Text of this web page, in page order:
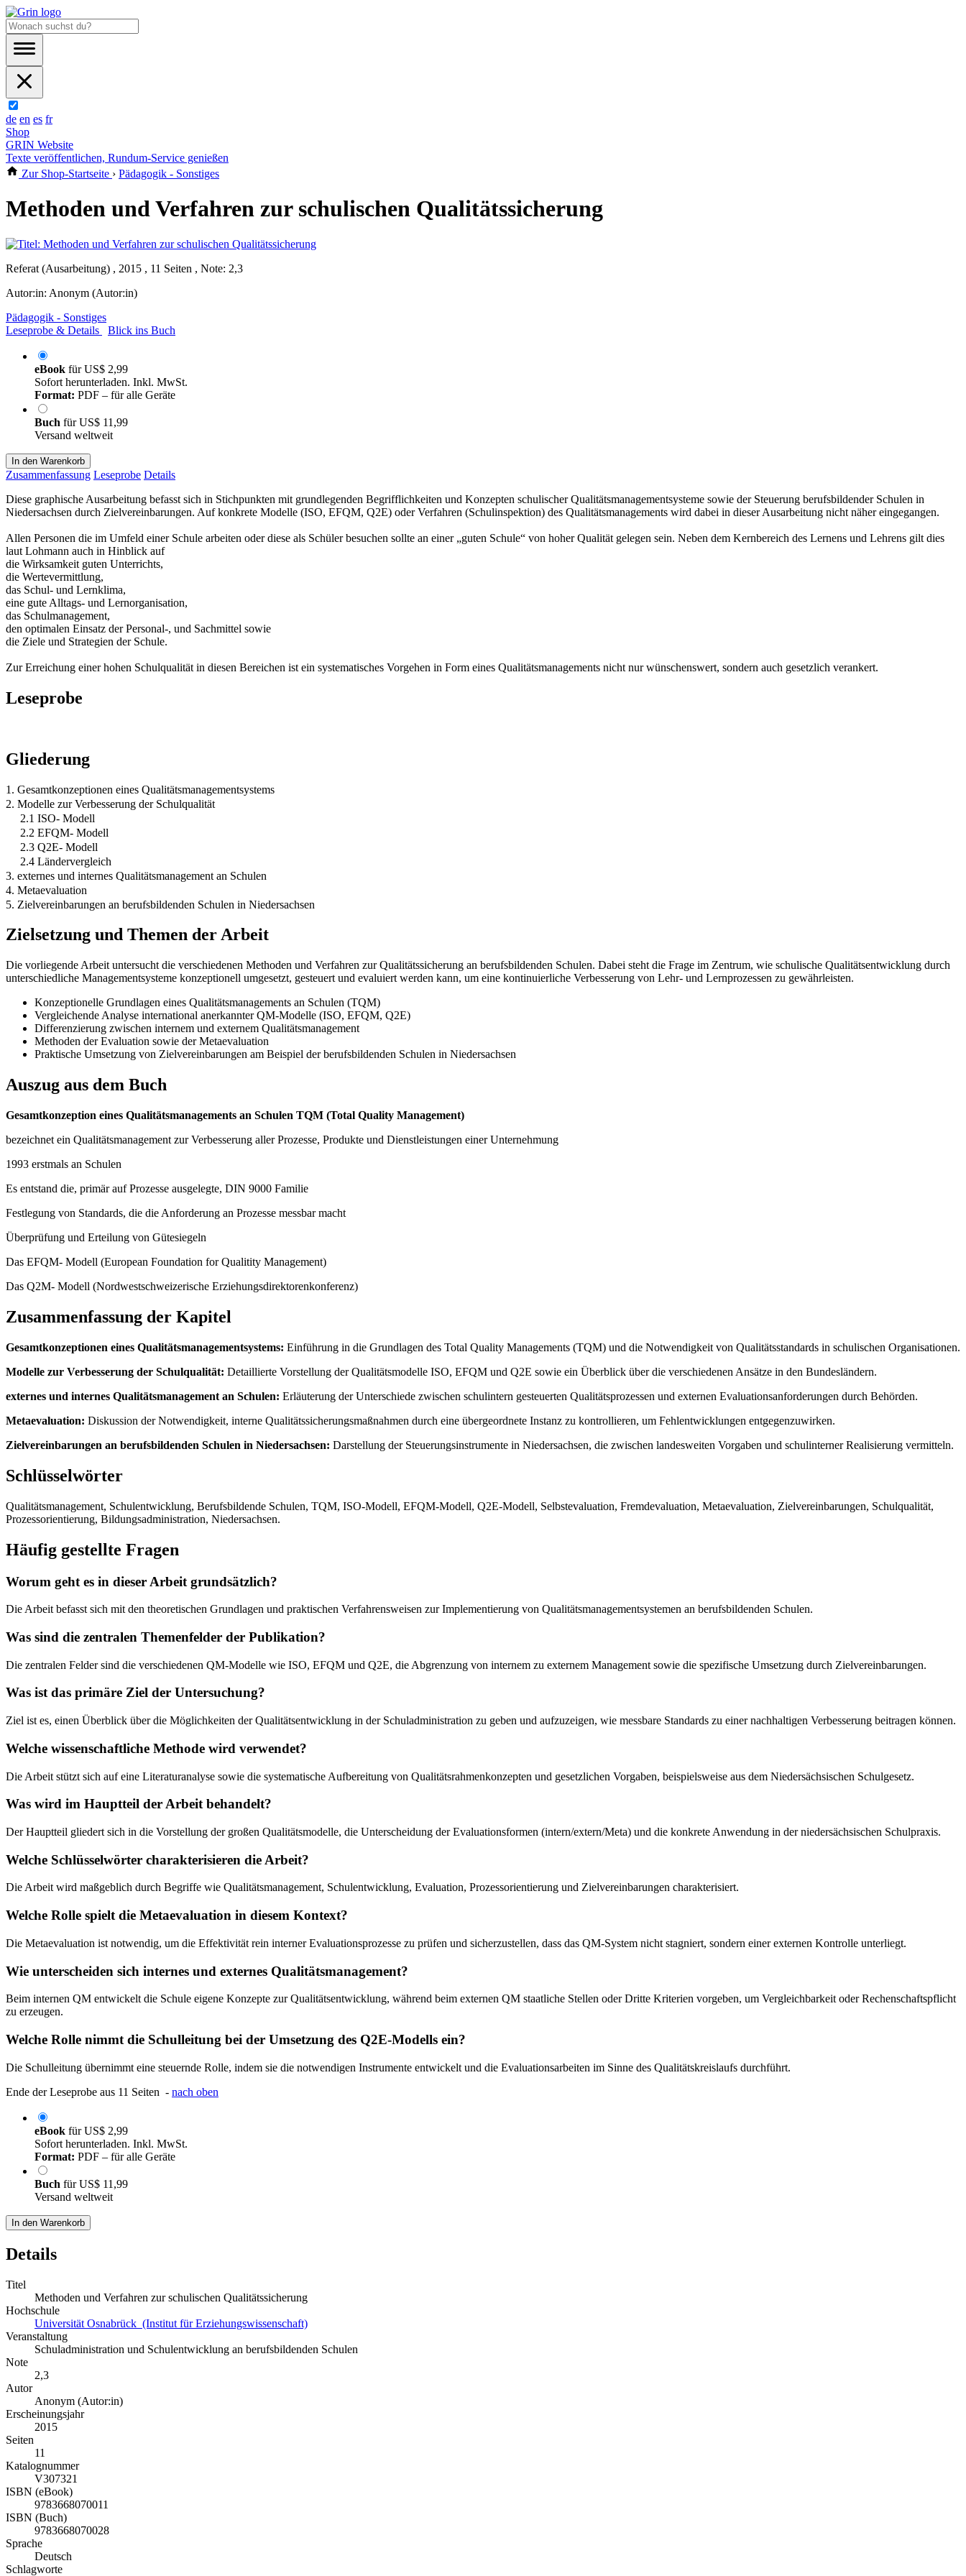
de en es fr
Shop
GRIN Website
Texte veröffentlichen, Rundum-Service genießen
Zur Shop-Startseite › Pädagogik - Sonstiges
Methoden und Verfahren zur schulischen Qualitätssicherung
Referat (Ausarbeitung) , 2015 , 11 Seiten , Note: 2,3
Autor:in: Anonym (Autor:in)
Pädagogik - Sonstiges
Leseprobe & Details
Blick ins Buch
eBook fürUS$ 2,99
Sofort herunterladen. Inkl. MwSt.
Format: PDF – für alle Geräte
Buch fürUS$ 11,99
Versand weltweit
In den Warenkorb
Zusammenfassung Leseprobe Details
Diese graphische Ausarbeitung befasst sich in Stichpunkten mit grundlegenden Begrifflichkeiten und Konzepten schulischer Qualitätsmanagementsysteme sowie der Steuerung berufsbildender Schulen in
Niedersachsen durch Zielvereinbarungen. Auf konkrete Modelle (ISO, EFQM, Q2E) oder Verfahren (Schulinspektion) des Qualitätsmanagements wird dabei in dieser Ausarbeitung nicht näher eingegangen.
Allen Personen die im Umfeld einer Schule arbeiten oder diese als Schüler besuchen sollte an einer „guten Schule“ von hoher Qualität gelegen sein. Neben dem Kernbereich des Lernens und Lehrens gilt dies
laut Lohmann auch in Hinblick auf
die Wirksamkeit guten Unterrichts,
die Wertevermittlung,
das Schul- und Lernklima,
eine gute Alltags- und Lernorganisation,
das Schulmanagement,
den optimalen Einsatz der Personal-, und Sachmittel sowie
die Ziele und Strategien der Schule.
Zur Erreichung einer hohen Schulqualität in diesen Bereichen ist ein systematisches Vorgehen in Form eines Qualitätsmanagements nicht nur wünschenswert, sondern auch gesetzlich verankert.
Leseprobe
Gliederung
1. Gesamtkonzeptionen eines Qualitätsmanagementsystems
2. Modelle zur Verbesserung der Schulqualität
2.1 ISO- Modell
2.2 EFQM- Modell
2.3 Q2E- Modell
2.4 Ländervergleich
3. externes und internes Qualitätsmanagement an Schulen
4. Metaevaluation
5. Zielvereinbarungen an berufsbildenden Schulen in Niedersachsen
Zielsetzung und Themen der Arbeit
Die vorliegende Arbeit untersucht die verschiedenen Methoden und Verfahren zur Qualitätssicherung an berufsbildenden Schulen. Dabei steht die Frage im Zentrum, wie schulische Qualitätsentwicklung durch
unterschiedliche Managementsysteme konzeptionell umgesetzt, gesteuert und evaluiert werden kann, um eine kontinuierliche Verbesserung von Lehr- und Lernprozessen zu gewährleisten.
Konzeptionelle Grundlagen eines Qualitätsmanagements an Schulen (TQM)
Vergleichende Analyse international anerkannter QM-Modelle (ISO, EFQM, Q2E)
Differenzierung zwischen internem und externem Qualitätsmanagement
Methoden der Evaluation sowie der Metaevaluation
Praktische Umsetzung von Zielvereinbarungen am Beispiel der berufsbildenden Schulen in Niedersachsen
Auszug aus dem Buch
Gesamtkonzeption eines Qualitätsmanagements an Schulen TQM (Total Quality Management)
bezeichnet ein Qualitätsmanagement zur Verbesserung aller Prozesse, Produkte und Dienstleistungen einer Unternehmung
1993 erstmals an Schulen
Es entstand die, primär auf Prozesse ausgelegte, DIN 9000 Familie
Festlegung von Standards, die die Anforderung an Prozesse messbar macht
Überprüfung und Erteilung von Gütesiegeln
Das EFQM- Modell (European Foundation for Qualitity Management)
Das Q2M- Modell (Nordwestschweizerische Erziehungsdirektorenkonferenz)
Zusammenfassung der Kapitel
Gesamtkonzeptionen eines Qualitätsmanagementsystems: Einführung in die Grundlagen des Total Quality Managements (TQM) und die Notwendigkeit von Qualitätsstandards in schulischen Organisationen.
Modelle zur Verbesserung der Schulqualität: Detaillierte Vorstellung der Qualitätsmodelle ISO, EFQM und Q2E sowie ein Überblick über die verschiedenen Ansätze in den Bundesländern.
externes und internes Qualitätsmanagement an Schulen: Erläuterung der Unterschiede zwischen schulintern gesteuerten Qualitätsprozessen und externen Evaluationsanforderungen durch Behörden.
Metaevaluation: Diskussion der Notwendigkeit, interne Qualitätssicherungsmaßnahmen durch eine übergeordnete Instanz zu kontrollieren, um Fehlentwicklungen entgegenzuwirken.
Zielvereinbarungen an berufsbildenden Schulen in Niedersachsen: Darstellung der Steuerungsinstrumente in Niedersachsen, die zwischen landesweiten Vorgaben und schulinterner Realisierung vermitteln.
Schlüsselwörter
Qualitätsmanagement, Schulentwicklung, Berufsbildende Schulen, TQM, ISO-Modell, EFQM-Modell, Q2E-Modell, Selbstevaluation, Fremdevaluation, Metaevaluation, Zielvereinbarungen, Schulqualität,
Prozessorientierung, Bildungsadministration, Niedersachsen.
Häufig gestellte Fragen
Worum geht es in dieser Arbeit grundsätzlich?
Die Arbeit befasst sich mit den theoretischen Grundlagen und praktischen Verfahrensweisen zur Implementierung von Qualitätsmanagementsystemen an berufsbildenden Schulen.
Was sind die zentralen Themenfelder der Publikation?
Die zentralen Felder sind die verschiedenen QM-Modelle wie ISO, EFQM und Q2E, die Abgrenzung von internem zu externem Management sowie die spezifische Umsetzung durch Zielvereinbarungen.
Was ist das primäre Ziel der Untersuchung?
Ziel ist es, einen Überblick über die Möglichkeiten der Qualitätsentwicklung in der Schuladministration zu geben und aufzuzeigen, wie messbare Standards zu einer nachhaltigen Verbesserung beitragen können.
Welche wissenschaftliche Methode wird verwendet?
Die Arbeit stützt sich auf eine Literaturanalyse sowie die systematische Aufbereitung von Qualitätsrahmenkonzepten und gesetzlichen Vorgaben, beispielsweise aus dem Niedersächsischen Schulgesetz.
Was wird im Hauptteil der Arbeit behandelt?
Der Hauptteil gliedert sich in die Vorstellung der großen Qualitätsmodelle, die Unterscheidung der Evaluationsformen (intern/extern/Meta) und die konkrete Anwendung in der niedersächsischen Schulpraxis.
Welche Schlüsselwörter charakterisieren die Arbeit?
Die Arbeit wird maßgeblich durch Begriffe wie Qualitätsmanagement, Schulentwicklung, Evaluation, Prozessorientierung und Zielvereinbarungen charakterisiert.
Welche Rolle spielt die Metaevaluation in diesem Kontext?
Die Metaevaluation ist notwendig, um die Effektivität rein interner Evaluationsprozesse zu prüfen und sicherzustellen, dass das QM-System nicht stagniert, sondern einer externen Kontrolle unterliegt.
Wie unterscheiden sich internes und externes Qualitätsmanagement?
Beim internen QM entwickelt die Schule eigene Konzepte zur Qualitätsentwicklung, während beim externen QM staatliche Stellen oder Dritte Kriterien vorgeben, um Vergleichbarkeit oder Rechenschaftspflicht
zu erzeugen.
Welche Rolle nimmt die Schulleitung bei der Umsetzung des Q2E-Modells ein?
Die Schulleitung übernimmt eine steuernde Rolle, indem sie die notwendigen Instrumente entwickelt und die Evaluationsarbeiten im Sinne des Qualitätskreislaufs durchführt.
Ende der Leseprobe aus 11 Seiten - nach oben
eBook fürUS$ 2,99
Sofort herunterladen. Inkl. MwSt.
Format: PDF – für alle Geräte
Buch fürUS$ 11,99
Versand weltweit
In den Warenkorb
Details
Titel
Methoden und Verfahren zur schulischen Qualitätssicherung
Hochschule
Universität Osnabrück (Institut für Erziehungswissenschaft)
Veranstaltung
Schuladministration und Schulentwicklung an berufsbildenden Schulen
Note
2,3
Autor
Anonym (Autor:in)
Erscheinungsjahr
2015
Seiten
11
Katalognummer
V307321
ISBN (eBook)
9783668070011
ISBN (Buch)
9783668070028
Sprache
Deutsch
Schlagworte